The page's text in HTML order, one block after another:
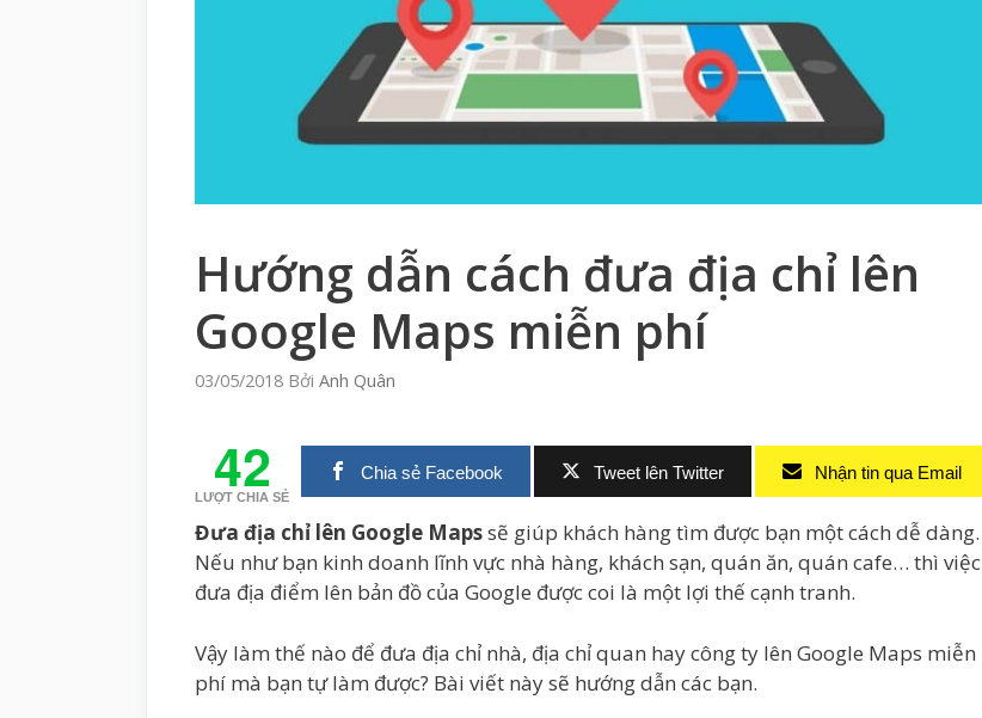
Hướng dẫn cách đưa địa chỉ lên
Google Maps miễn phí
03/05/2018 Bởi Anh Quân
42
LƯỢT CHIA SẺ
Chia sẻ Facebook Tweet lên Twitter Nhận tin qua Email
Đưa địa chỉ lên Google Mapssẽ giúp khách hàng tìm được bạn một cách dễ dàng.
Nếu như bạn kinh doanh lĩnh vực nhà hàng, khách sạn, quán ăn, quán cafe… thì việc
đưa địa điểm lên bản đồ của Google được coi là một lợi thế cạnh tranh.
Vậy làm thế nào để đưa địa chỉ nhà, địa chỉ quan hay công ty lên Google Maps miễn
phí mà bạn tự làm được? Bài viết này sẽ hướng dẫn các bạn.